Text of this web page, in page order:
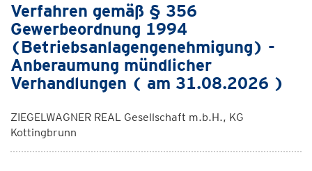
Verfahren gemäß § 356
Gewerbeordnung 1994
(Betriebsanlagengenehmigung) -
Anberaumung mündlicher
Verhandlungen ( am 31.08.2026 )
ZIEGELWAGNER REAL Gesellschaft m.b.H., KG
Kottingbrunn